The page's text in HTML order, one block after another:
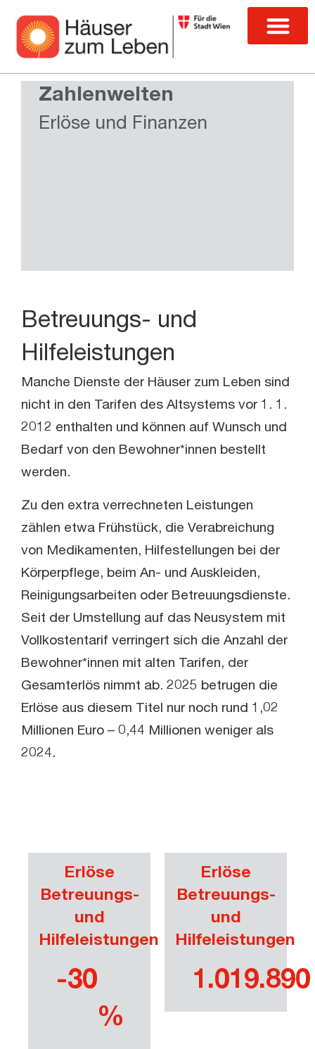
Zahlenwelten
Erlöse und Finanzen
Betreuungs- und
Hilfeleistungen
Manche Dienste der Häuser zum Leben sind
nicht in den Tarifen des Altsystems vor 1. 1.
2012 enthalten und können auf Wunsch und
Bedarf von den Bewohner*innen bestellt
werden.
Zu den extra verrechneten Leistungen
zählen etwa Frühstück, die Verabreichung
von Medikamenten, Hilfestellungen bei der
Körperpflege, beim An- und Auskleiden,
Reinigungsarbeiten oder Betreuungsdienste.
Seit der Umstellung auf das Neusystem mit
Vollkostentarif verringert sich die Anzahl der
Bewohner*innen mit alten Tarifen, der
Gesamterlös nimmt ab. 2025 betrugen die
Erlöse aus diesem Titel nur noch rund 1,02
Millionen Euro – 0,44 Millionen weniger als
2024.
Erlöse
Betreuungs-
und
Hilfeleistungen
-30
%
Erlöse
Betreuungs-
und
Hilfeleistungen
1.019.890